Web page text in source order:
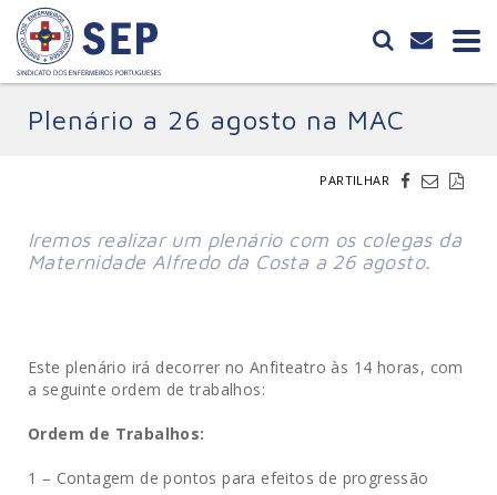
Plenário a 26 agosto na MAC
PARTILHAR
Iremos realizar um plenário com os colegas da
Maternidade Alfredo da Costa a 26 agosto.
Este plenário irá decorrer no Anfiteatro às 14 horas, com
a seguinte ordem de trabalhos:
Ordem de Trabalhos:
1 – Contagem de pontos para efeitos de progressão